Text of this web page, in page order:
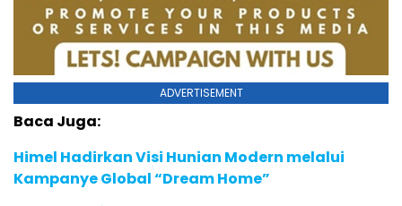
ADVERTISEMENT
Baca Juga:
Himel Hadirkan Visi Hunian Modern melalui
Kampanye Global “Dream Home”